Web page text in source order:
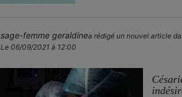
sage-femme geraldinea rédigé un nouvel article
Le 06/09/2021 à 12:00